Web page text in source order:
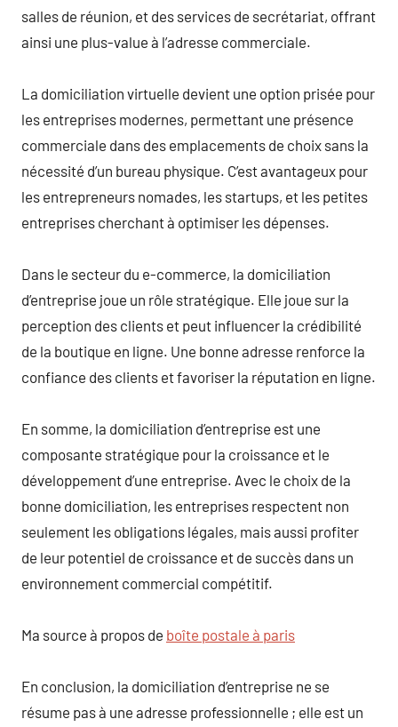
salles de réunion, et des services de secrétariat, offrant
ainsi une plus-value à l’adresse commerciale.
La domiciliation virtuelle devient une option prisée pour
les entreprises modernes, permettant une présence
commerciale dans des emplacements de choix sans la
nécessité d’un bureau physique. C’est avantageux pour
les entrepreneurs nomades, les startups, et les petites
entreprises cherchant à optimiser les dépenses.
Dans le secteur du e-commerce, la domiciliation
d’entreprise joue un rôle stratégique. Elle joue sur la
perception des clients et peut influencer la crédibilité
de la boutique en ligne. Une bonne adresse renforce la
confiance des clients et favoriser la réputation en ligne.
En somme, la domiciliation d’entreprise est une
composante stratégique pour la croissance et le
développement d’une entreprise. Avec le choix de la
bonne domiciliation, les entreprises respectent non
seulement les obligations légales, mais aussi profiter
de leur potentiel de croissance et de succès dans un
environnement commercial compétitif.
Ma source à propos de boîte postale à paris
En conclusion, la domiciliation d’entreprise ne se
résume pas à une adresse professionnelle ; elle est un